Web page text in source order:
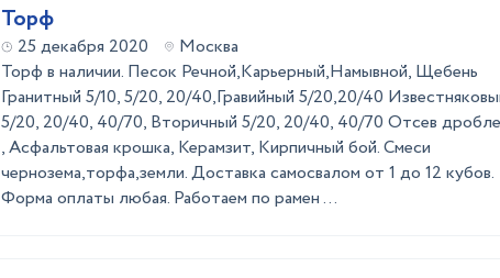
Торф
25 декабря 2020
Москва
Торф в наличии. Песок Речной,Карьерный,Намывной, Щебень
Гранитный 5/10, 5/20, 20/40,Гравийный 5/20,20/40
5/20, 20/40, 40/70, Вторичный 5/20, 20/40, 40/70 Отсев
, Асфальтовая крошка, Керамзит, Кирпичный бой. Смеси
чернозема,торфа,земли. Доставка самосвалом от 1 до 12 кубов.
Форма оплаты любая. Работаем по рамен ...